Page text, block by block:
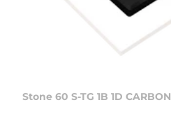
Stone 60 S-TG 1B 1D CARBON